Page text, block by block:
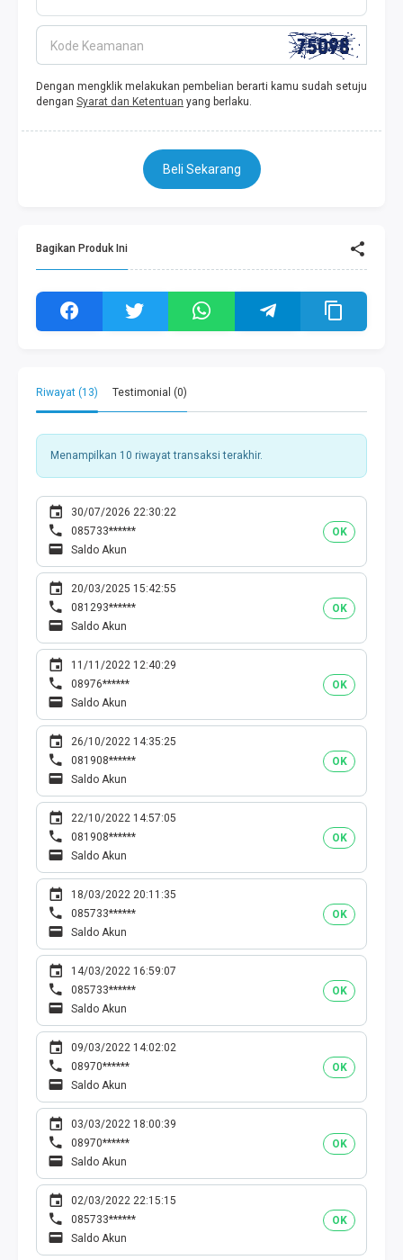
Kode Keamanan
Dengan mengklik melakukan pembelian berarti kamu sudah setuju
dengan Syarat dan Ketentuan yang berlaku.
Beli Sekarang
Bagikan Produk Ini
Riwayat (13) Testimonial (0)
Menampilkan 10 riwayat transaksi terakhir.
OK
30/07/2026 22:30:22
085733******
Saldo Akun
OK
20/03/2025 15:42:55
081293******
Saldo Akun
OK
11/11/2022 12:40:29
08976******
Saldo Akun
OK
26/10/2022 14:35:25
081908******
Saldo Akun
OK
22/10/2022 14:57:05
081908******
Saldo Akun
OK
18/03/2022 20:11:35
085733******
Saldo Akun
OK
14/03/2022 16:59:07
085733******
Saldo Akun
OK
09/03/2022 14:02:02
08970******
Saldo Akun
OK
03/03/2022 18:00:39
08970******
Saldo Akun
OK
02/03/2022 22:15:15
085733******
Saldo Akun